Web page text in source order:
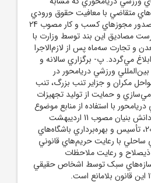
متقاضي با معافيت حقوق ورودي
و با رعايت قانون تسهيل صدور مجوزهاي کسب و کار مصوب 24
تبصره- فهرست مصاديق اين بند توسط وزارت با
و تجارت سه‌ماه پس از لازم‌الاجرا
مي‌گردد. پ- برگزاري سالانه و
ورزشي دريامحور در
مکران و جزاير تنب بزرگ، تنب
و حمايت از توليد تجهيزات
با استفاده از منابع موضوع
ماده 1 قانون جهش توليد دانش بنيان مصوب 11 ارديبهشت
1401.براساس تبصره ماده 20، تأسيس و بهره‌برداري باشگاه‌هاي
ساحلي با رعايت حريم‌هاي قانوني
و رعايت ملاحظات
سبک توسط اشخاص حقيقي